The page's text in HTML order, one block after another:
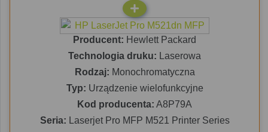
Producent: Hewlett Packard
Technologia druku: Laserowa
Rodzaj: Monochromatyczna
Typ: Urządzenie wielofunkcyjne
Kod producenta: A8P79A
Seria: Laserjet Pro MFP M521 Printer Series